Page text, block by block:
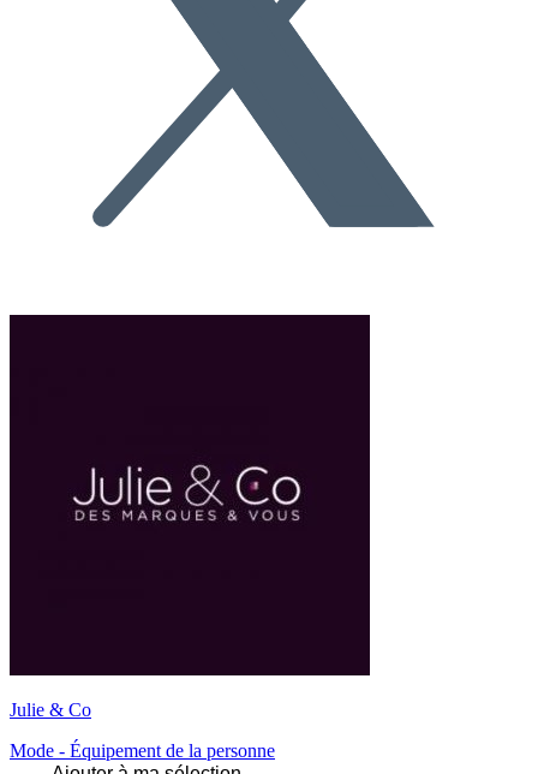
Julie & Co
Mode - Équipement de la personne